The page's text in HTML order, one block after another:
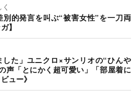
別的発言を叫ぶ“被害女性”を一刀両
】
した」ユニクロ×サンリオの“ひんや
声「とにかく超可愛い」「部屋着に
ュー》